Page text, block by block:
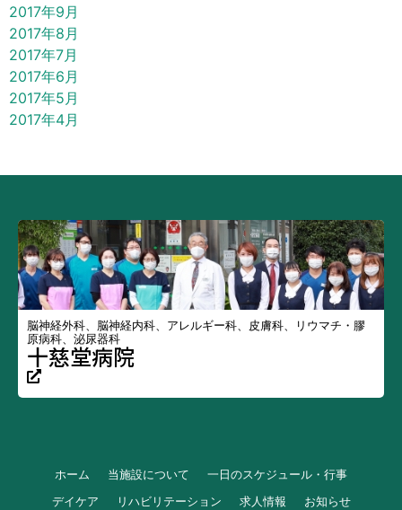
2017年9月
2017年8月
2017年7月
2017年6月
2017年5月
2017年4月
脳神経外科、脳神経内科、アレルギー科、皮膚科、リウマチ・膠
原病科、泌尿器科
十慈堂病院
ホーム 当施設について
一日のスケジュール・行事
デイケア
リハビリテーション 求人情報
お知らせ